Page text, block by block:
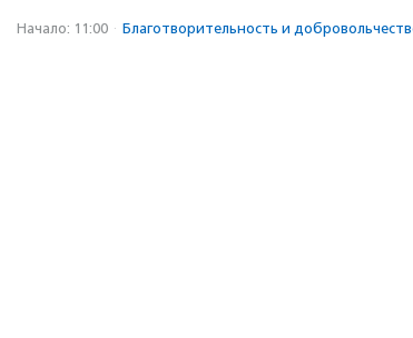
Начало: 11:00 · Благотвори­тель­ность и